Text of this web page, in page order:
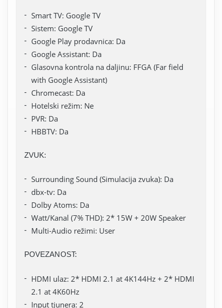
Smart TV: Google TV
Sistem: Google TV
Google Play prodavnica: Da
Google Assistant: Da
Glasovna kontrola na daljinu: FFGA (Far field
with Google Assistant)
Chromecast: Da
Hotelski režim: Ne
PVR: Da
HBBTV: Da
ZVUK:
Surrounding Sound (Simulacija zvuka): Da
dbx-tv: Da
Dolby Atoms: Da
Watt/Kanal (7% THD): 2* 15W + 20W Speaker
Multi-Audio režimi: User
POVEZANOST:
HDMI ulaz: 2* HDMI 2.1 at 4K144Hz + 2* HDMI
2.1 at 4K60Hz
Input tjunera: 2